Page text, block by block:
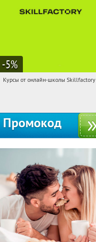
-5%
16:26:14
Получи первым!
Курсы от онлайн-школы Skillfactory
Промокод